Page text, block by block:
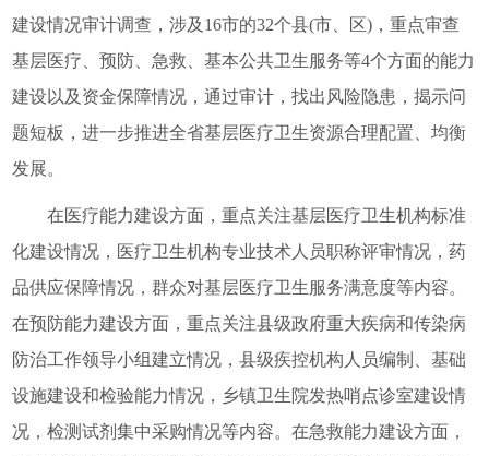
建设情况审计调查，涉及16市的32个县(市、区)，重点审查
基层医疗、预防、急救、基本公共卫生服务等4个方面的能力
建设以及资金保障情况，通过审计，找出风险隐患，揭示问
题短板，进一步推进全省基层医疗卫生资源合理配置、均衡
发展。
在医疗能力建设方面，重点关注基层医疗卫生机构标准
化建设情况，医疗卫生机构专业技术人员职称评审情况，药
品供应保障情况，群众对基层医疗卫生服务满意度等内容。
在预防能力建设方面，重点关注县级政府重大疾病和传染病
防治工作领导小组建立情况，县级疾控机构人员编制、基础
设施建设和检验能力情况，乡镇卫生院发热哨点诊室建设情
况，检测试剂集中采购情况等内容。在急救能力建设方面，